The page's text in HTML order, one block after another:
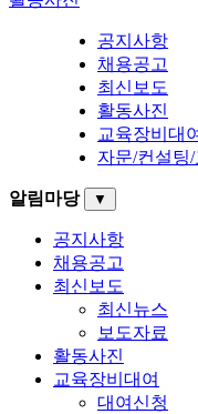
공지사항
채용공고
최신보도
활동사진
교육장비대
자문/컨설팅
알림마당 ▼
공지사항
채용공고
최신보도
최신뉴스
보도자료
활동사진
교육장비대여
대여신청